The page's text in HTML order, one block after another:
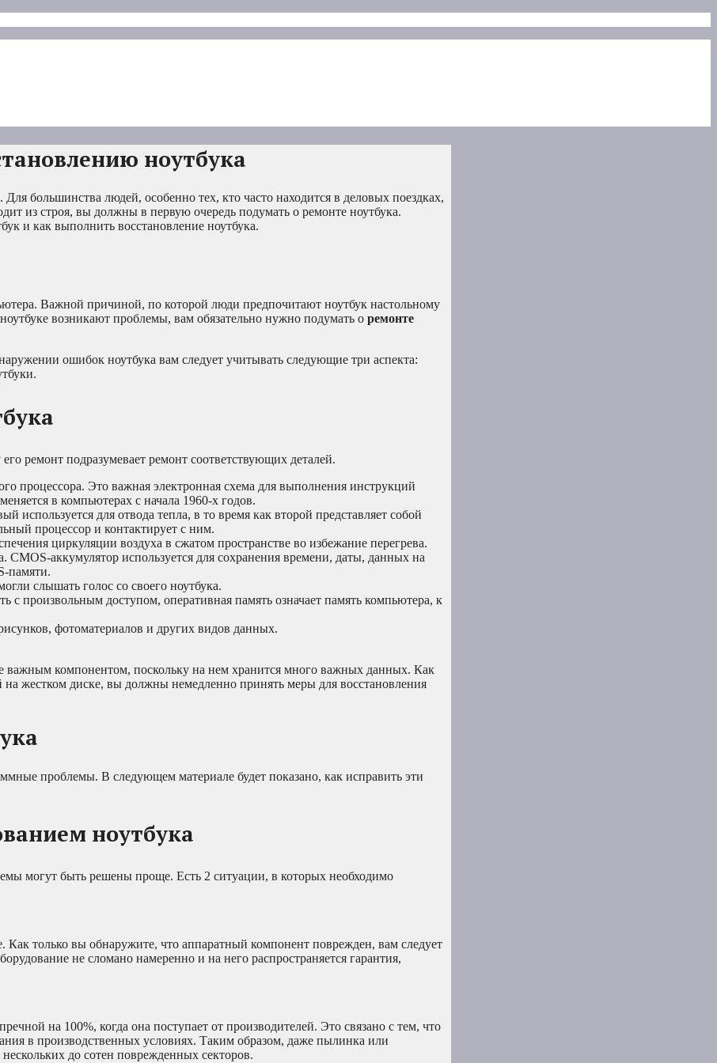
ноутбука
большинства людей, особенно тех, кто часто находится в деловых поездках,
из строя, вы должны в первую очередь подумать о ремонте ноутбука.
и как выполнить восстановление ноутбука.
Важной причиной, по которой люди предпочитают ноутбук настольному
возникают проблемы, вам обязательно нужно подумать о ремонте
ошибок ноутбука вам следует учитывать следующие три аспекта:
ремонт подразумевает ремонт соответствующих деталей.
процессора. Это важная электронная схема для выполнения инструкций
в компьютерах с начала 1960-х годов.
используется для отвода тепла, в то время как второй представляет собой
процессор и контактирует с ним.
циркуляции воздуха в сжатом пространстве во избежание перегрева.
CMOS-аккумулятор используется для сохранения времени, даты, данных на
памяти.
слышать голос со своего ноутбука.
с произвольным доступом, оперативная память означает память компьютера, к
фотоматериалов и других видов данных.
важным компонентом, поскольку на нем хранится много важных данных. Как
жестком диске, вы должны немедленно принять меры для восстановления
проблемы. В следующем материале будет показано, как исправить эти
ноутбука
могут быть решены проще. Есть 2 ситуации, в которых необходимо
Как только вы обнаружите, что аппаратный компонент поврежден, вам следует
не сломано намеренно и на него распространяется гарантия,
на 100%, когда она поступает от производителей. Это связано с тем, что
в производственных условиях. Таким образом, даже пылинка или
до сотен поврежденных секторов.